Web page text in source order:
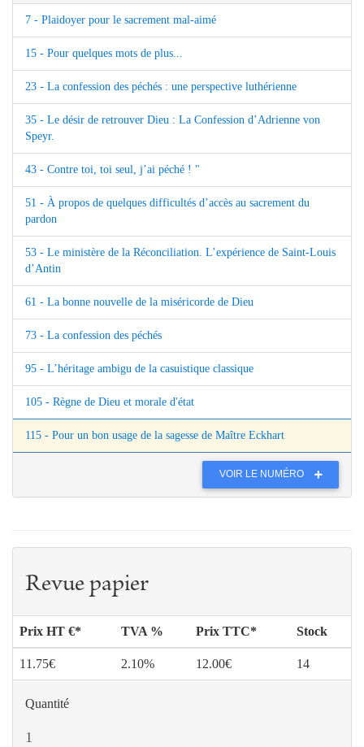
7 - Plaidoyer pour le sacrement mal-aimé
15 - Pour quelques mots de plus...
23 - La confession des péchés : une perspective luthérienne
35 - Le désir de retrouver Dieu : La Confession d’Adrienne von
Speyr.
43 - Contre toi, toi seul, j’ai péché ! "
51 - À propos de quelques difficultés d’accès au sacrement du
pardon
53 - Le ministère de la Réconciliation. L’expérience de Saint-Louis
d’Antin
61 - La bonne nouvelle de la miséricorde de Dieu
73 - La confession des péchés
95 - L’héritage ambigu de la casuistique classique
105 - Règne de Dieu et morale d'état
115 - Pour un bon usage de la sagesse de Maître Eckhart
VOIR LE NUMÉRO
Revue papier
Prix HT €* TVA % Prix TTC* Stock
11.75€ 2.10% 12.00€ 14
Quantité